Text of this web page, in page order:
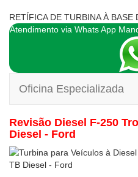
RETÍFICA DE TURBINA À BASE
Atendimento via Whats App
Oficina Especializada
Revisão Diesel F-250
Diesel - Ford